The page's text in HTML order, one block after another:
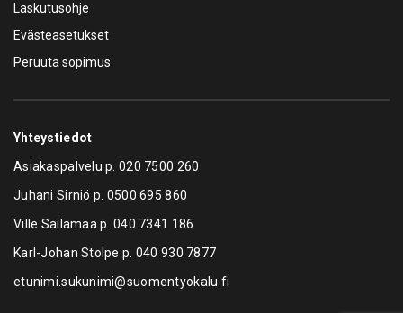
Laskutusohje
Evästeasetukset
Peruuta sopimus
Yhteystiedot
Asiakaspalvelu p.020 7500 260
Juhani Sirniö p. 0500 695 860
Ville Sailamaa p.040 7341 186
Karl-Johan Stolpe p. 040 930 7877
etunimi.sukunimi@suomentyokalu.fi